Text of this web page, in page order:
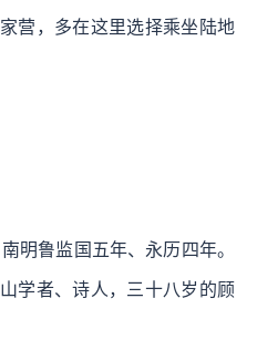
营，多在这里选择乘坐陆地
明鲁监国五年、永历四年。
学者、诗人，三十八岁的顾